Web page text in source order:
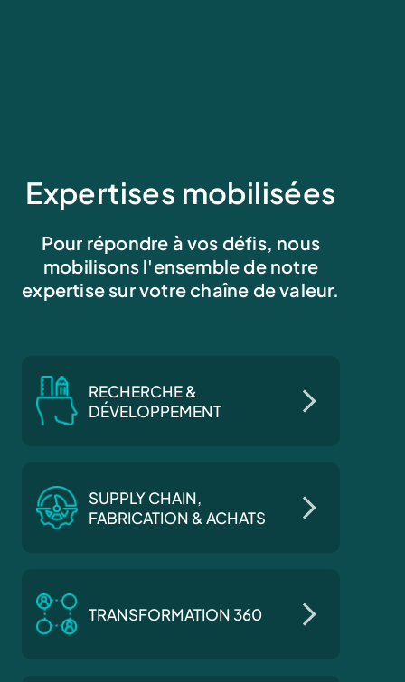
Expertises mobilisées
Pour répondre à vos défis, nous
mobilisons l'ensemble de notre
expertise sur votre chaîne de valeur.
RECHERCHE &
DÉVELOPPEMENT
SUPPLY CHAIN,
FABRICATION & ACHATS
TRANSFORMATION 360